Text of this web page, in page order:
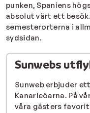
punken, Spaniens
absolut värt ett
semesterorterna i
sydsidan.
Sunwebs
Sunweb erbjuder
Kanarieöarna. På
våra gästers